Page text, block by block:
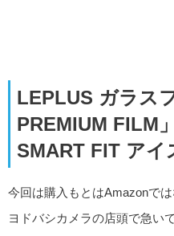
LEPLUS ガラス
PREMIUM FILM
SMART FIT アイ
今回は購入もとはAmazonでは
ヨドバシカメラの店頭で急い